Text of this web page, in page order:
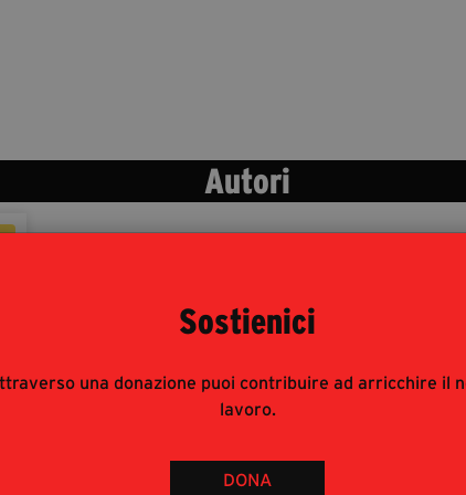
Sostienici
una donazione puoi contribuire ad arricchire il
lavoro.
DONA
Autori